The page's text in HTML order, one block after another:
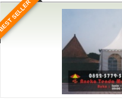
SELLER